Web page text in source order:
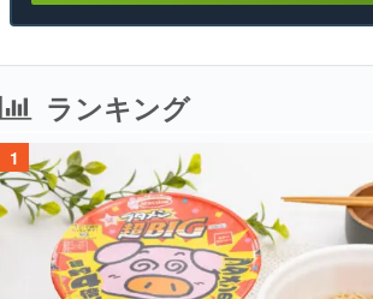
ランキング
1